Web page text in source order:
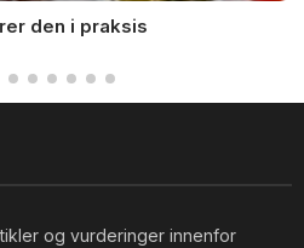
den i praksis
og vurderinger innenfor